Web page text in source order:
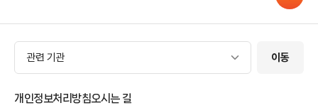
관련 기관
관련 기관 이동
개인정보처리방침오시는 길